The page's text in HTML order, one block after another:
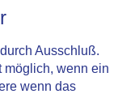
Ausschluß.
möglich, wenn ein
wenn das